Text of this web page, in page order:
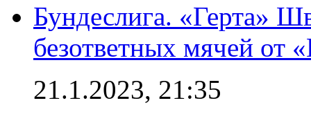
Бундеслига. «Герта»
безответных мячей от
21.1.2023, 21:35